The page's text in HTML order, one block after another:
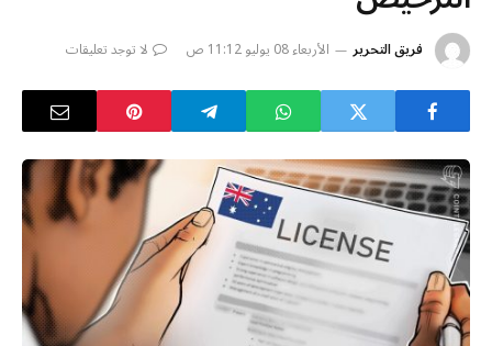
فريق التحرير الأربعاء 08 يوليو 11:12 ص لا توجد تعليقات